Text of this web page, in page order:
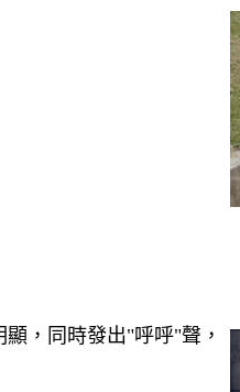
，同時發出"呼呼"聲，